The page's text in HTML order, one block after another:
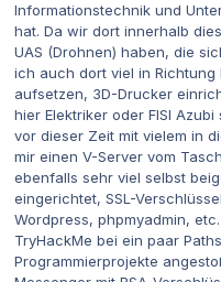
Informationstechnik und
hat. Da wir dort innerhalb
UAS (Drohnen) haben, die
ich auch dort viel in
aufsetzen, 3D-Drucker
hier Elektriker oder FISI
vor dieser Zeit mit vielem in
mir einen V-Server vom
ebenfalls sehr viel selbst
eingerichtet, SSL-
Wordpress, phpmyadmin,
TryHackMe bei ein paar
Programmierprojekte